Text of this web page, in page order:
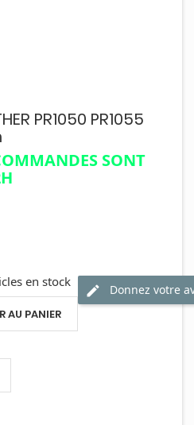
PR1050 PR1055
SONT
AU PANIER
en stock
Donnez votre